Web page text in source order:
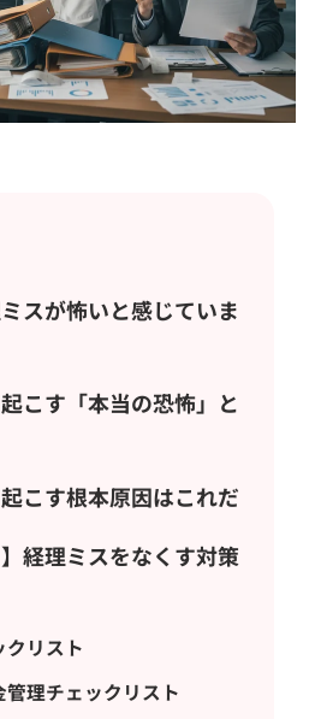
スが怖いと感じていま
こす「本当の恐怖」と
こす根本原因はこれだ
】経理ミスをなくす対策
リスト
理チェックリスト